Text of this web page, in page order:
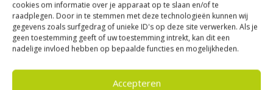
cookies om informatie over je apparaat op te slaan en/of te
raadplegen. Door in te stemmen met deze technologieën kunnen wij
gegevens zoals surfgedrag of unieke ID's op deze site verwerken. Als je
geen toestemming geeft of uw toestemming intrekt, kan dit een
nadelige invloed hebben op bepaalde functies en mogelijkheden.
Accepteren